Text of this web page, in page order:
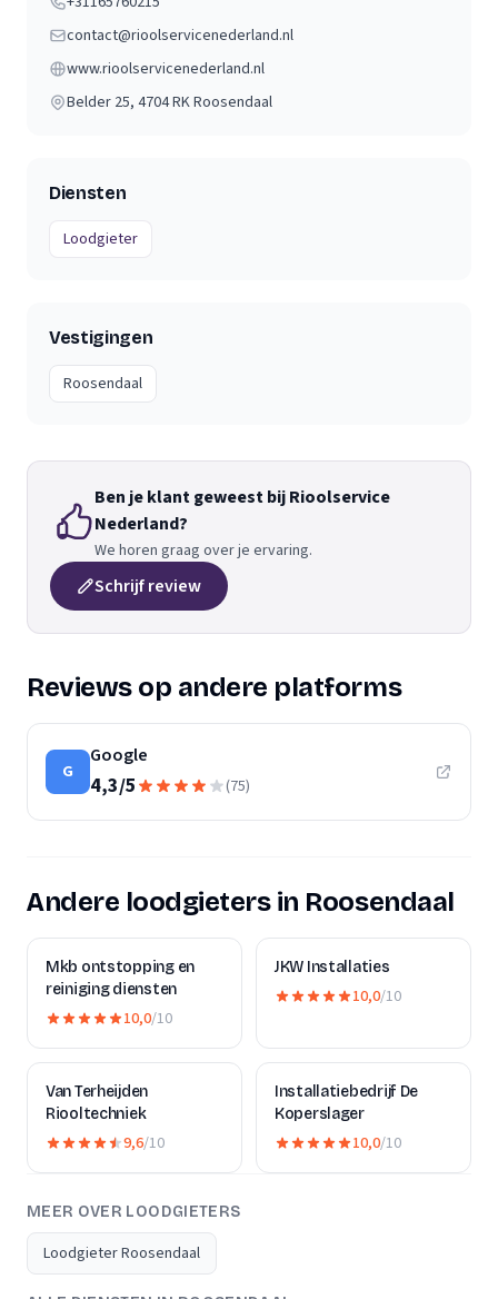
contact@rioolservicenederland.nl
www.rioolservicenederland.nl
Belder 25, 4704 RKRoosendaal
Diensten
Loodgieter
Vestigingen
Roosendaal
Ben je klant geweest bij Rioolservice
Nederland?
We horen graag over je ervaring.
Schrijf review
Reviews op andere platforms
G
Google
4,3/5 (75)
Andere loodgieters in Roosendaal
Mkb ontstopping en
reiniging diensten
10,0/10
JKW Installaties
10,0/10
Van Terheijden
Riooltechniek
9,6/10
Installatiebedrijf De
Koperslager
10,0/10
MEER OVER LOODGIETERS
Loodgieter Roosendaal